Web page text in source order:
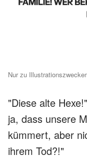
Nur zu
"Diese alte
ja, dass unsere
kümmert, aber
ihrem Tod?!"